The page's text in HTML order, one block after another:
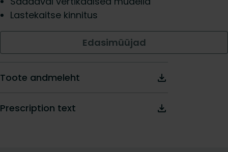
Lastekaitse kinnitus
Edasimüüjad
Toote andmeleht
Prescription text